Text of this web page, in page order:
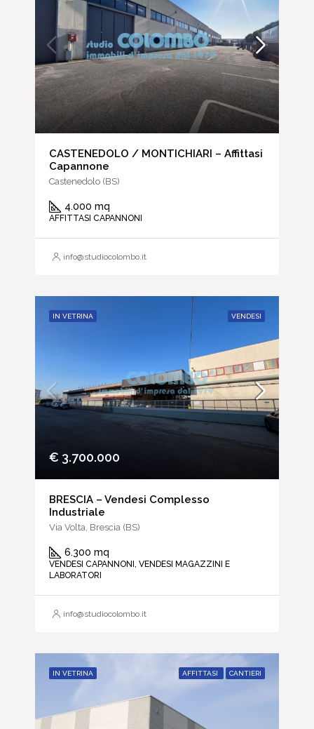
CASTENEDOLO / MONTICHIARI – Affittasi
Capannone
Castenedolo (BS)
4.000 mq
AFFITTASI CAPANNONI
info@studiocolombo.it
IN VETRINA VENDESI
€ 3.700.000
BRESCIA – Vendesi Complesso
Industriale
Via Volta, Brescia (BS)
6.300 mq
VENDESI CAPANNONI, VENDESI MAGAZZINI E
LABORATORI
info@studiocolombo.it
IN VETRINA AFFITTASI CANTIERI